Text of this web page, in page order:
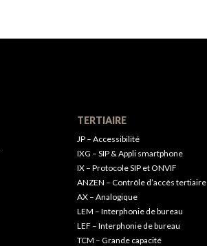
TERTIAIRE
JP – Accessibilité
IXG – SIP & Appli smartphone
IX – Protocole SIP et ONVIF
ANZEN – Contrôle d’accès tertiaire
AX – Analogique
LEM – Interphonie de bureau
LEF – Interphonie de bureau
TCM – Grande capacité